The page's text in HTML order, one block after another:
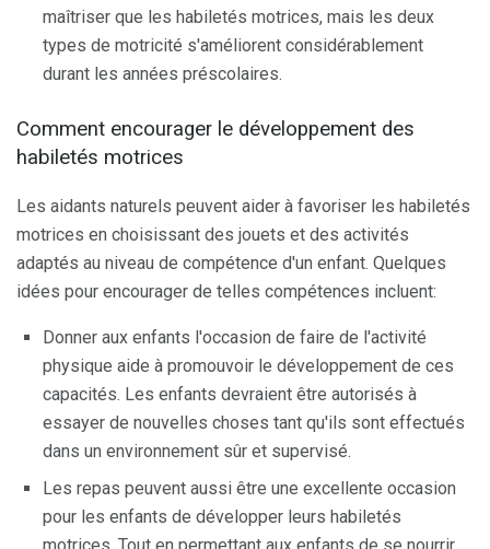
maîtriser que les habiletés motrices, mais les deux
types de motricité s'améliorent considérablement
durant les années préscolaires.
Comment encourager le développement des
habiletés motrices
Les aidants naturels peuvent aider à favoriser les habiletés
motrices en choisissant des jouets et des activités
adaptés au niveau de compétence d'un enfant. Quelques
idées pour encourager de telles compétences incluent:
Donner aux enfants l'occasion de faire de l'activité
physique aide à promouvoir le développement de ces
capacités. Les enfants devraient être autorisés à
essayer de nouvelles choses tant qu'ils sont effectués
dans un environnement sûr et supervisé.
Les repas peuvent aussi être une excellente occasion
pour les enfants de développer leurs habiletés